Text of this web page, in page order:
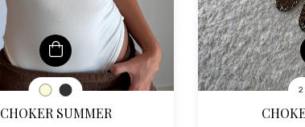
CHOKER SUMMER
2